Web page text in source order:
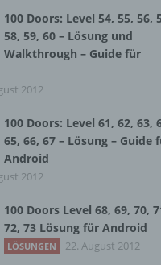
100 Doors: Level 54, 55, 56,
58, 59, 60 – Lösung und
Walkthrough – Guide für
2012
100 Doors: Level 61, 62, 63,
65, 66, 67 – Lösung – Guide
Android
2012
100 Doors Level 68, 69, 70,
72, 73 Lösung für Android
LÖSUNGEN 22. August 2012